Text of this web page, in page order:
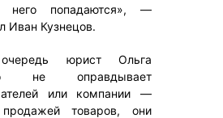
него попадаются», —
Иван Кузнецов.
юрист Ольга
не оправдывает
или компании —
товаров, они